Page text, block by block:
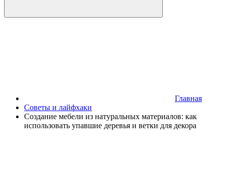
Главная
Советы и лайфхаки
Создание мебели из натуральных материалов: как
использовать упавшие деревья и ветки для декора